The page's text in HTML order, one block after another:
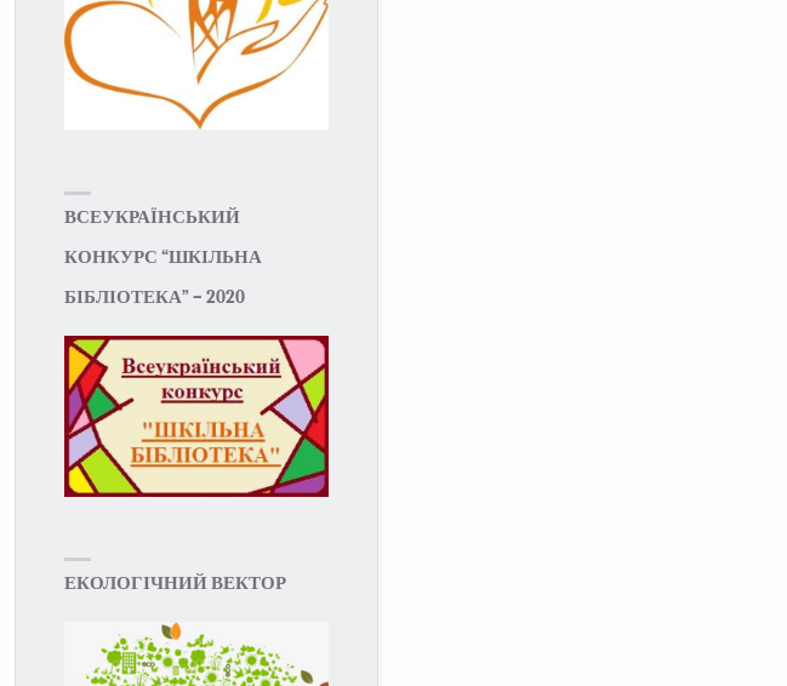
ВСЕУКРАЇНСЬКИЙ
КОНКУРС “ШКІЛЬНА
БІБЛІОТЕКА” – 2020
ЕКОЛОГІЧНИЙ ВЕКТОР